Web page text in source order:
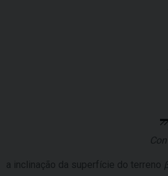
a inclinação da superfície do terreno